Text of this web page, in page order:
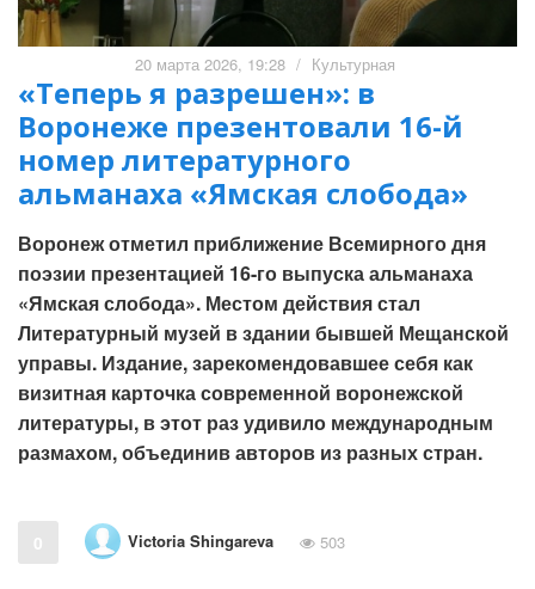
20 марта 2026, 19:28 / Культурная
«Теперь я разрешен»: в
Воронеже презентовали 16-й
номер литературного
альманаха «Ямская слобода»
Воронеж отметил приближение Всемирного дня
поэзии презентацией 16-го выпуска альманаха
«Ямская слобода». Местом действия стал
Литературный музей в здании бывшей Мещанской
управы. Издание, зарекомендовавшее себя как
визитная карточка современной воронежской
литературы, в этот раз удивило международным
размахом, объединив авторов из разных стран.
0 Victoria Shingareva 503